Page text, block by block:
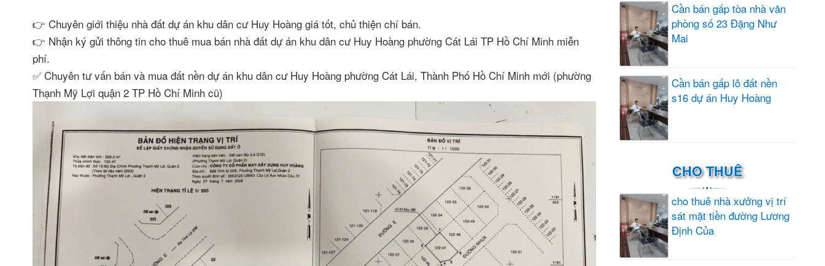
👉 Chuyên giới thiệu nhà đất dự án khu dân cư Huy Hoàng giá tốt, chủ thiện chí bán.
👉 Nhận ký gửi thông tin cho thuê mua bán nhà đất dự án khu dân cư Huy Hoàng phường Cát Lái TP Hồ Chí Minh miễn
phí.
✅ Chuyên tư vấn bán và mua đất nền dự án khu dân cư Huy Hoàng phường Cát Lái, Thành Phố Hồ Chí Minh mới (phường
Thạnh Mỹ Lợi quận 2 TP Hồ Chí Minh cũ)
Cần bán gấp tòa nhà văn
phòng số 23 Đặng Như
Mai
Cần bán gấp lô đất nền
s16 dự án Huy Hoàng
CHO THUÊ
cho thuê nhà xưởng vị trí
sát mặt tiền đường Lương
Định Của